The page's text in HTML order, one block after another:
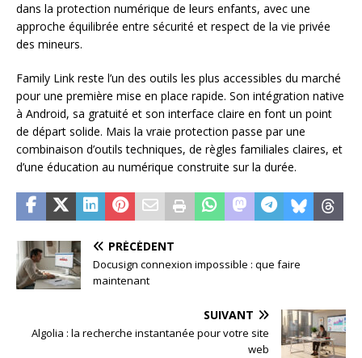
dans la protection numérique de leurs enfants, avec une
approche équilibrée entre sécurité et respect de la vie privée
des mineurs.
Family Link reste l’un des outils les plus accessibles du marché
pour une première mise en place rapide. Son intégration native
à Android, sa gratuité et son interface claire en font un point
de départ solide. Mais la vraie protection passe par une
combinaison d’outils techniques, de règles familiales claires, et
d’une éducation au numérique construite sur la durée.
PRÉCÉDENT
Docusign connexion impossible : que faire
maintenant
SUIVANT
Algolia : la recherche instantanée pour votre site
web